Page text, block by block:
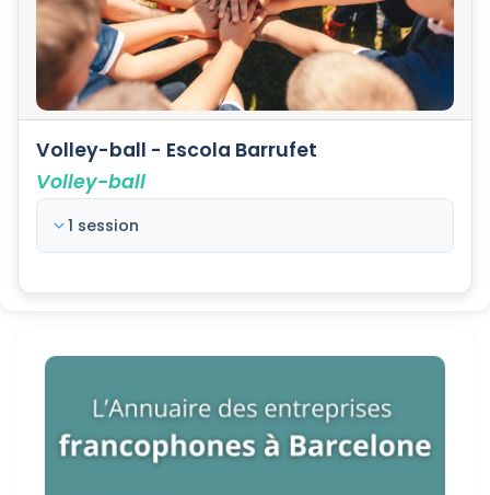
Volley-ball - Escola Barrufet
Volley-ball
1 session